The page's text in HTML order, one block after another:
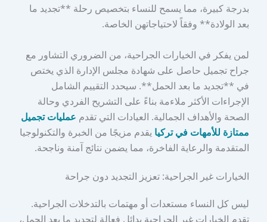
بدرجة كبيرة، مما يسمح للنساء بتخصيص رحلة **تجديد ما
بعد الولادة** وفقاً لاحتياجاتهن الخاصة.
لمن يفكر في الخيارات الجراحية، من الضروري التشاور مع
جراح تجميل حاصل على شهادة مجلس الإدارة الذي يختص
في **تجديد ما بعد الحمل**. سيحدد التقييم الشامل
الإجراءات الأكثر ملاءمة بناءً على التشريح الفردي وحالة
الصحة والأهداف الجمالية. العيادات التي تقدم عمليات تجميل
ممتازة للأمهات في تركيا يقدم مزيجًا من الخبرة والتكنولوجيا
المتقدمة والرعاية الفاخرة، مما يضمن نتائج آمنة وناجحة.
الخيارات غير الجراحية: تعزيز التجديد دون جراحة
ليس كل النساء مستعدات أو مهتمات بالتدخلات الجراحية.
تقدم الخيارات غير الجراحية بدائل فعالة لتجديد ما بعد الحمل،